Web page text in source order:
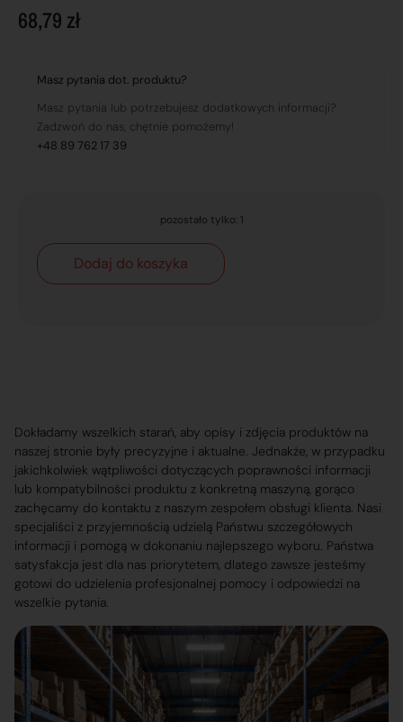
68,79 zł
Masz pytania dot. produktu?
Masz pytania lub potrzebujesz dodatkowych informacji?
Zadzwoń do nas, chętnie pomożemy!
+48 89 762 17 39
pozostało tylko: 1
Dodaj do koszyka
Dokładamy wszelkich starań, aby opisy i zdjęcia produktów na
naszej stronie były precyzyjne i aktualne. Jednakże, w przypadku
jakichkolwiek wątpliwości dotyczących poprawności informacji
lub kompatybilności produktu z konkretną maszyną, gorąco
zachęcamy do kontaktu z naszym zespołem obsługi klienta. Nasi
specjaliści z przyjemnością udzielą Państwu szczegółowych
informacji i pomogą w dokonaniu najlepszego wyboru. Państwa
satysfakcja jest dla nas priorytetem, dlatego zawsze jesteśmy
gotowi do udzielenia profesjonalnej pomocy i odpowiedzi na
wszelkie pytania.